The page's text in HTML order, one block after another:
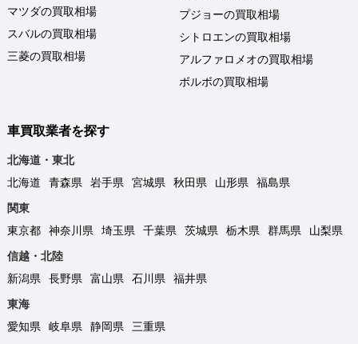
マツダの買取相場
スバルの買取相場
三菱の買取相場
プジョーの買取相場
シトロエンの買取相場
アルファロメオの買取相場
ボルボの買取相場
車買取業者を探す
北海道・東北
北海道
青森県 岩手県 宮城県 秋田県 山形県
福島県
関東
東京都
神奈川県 埼玉県 千葉県 茨城県 栃木県 群馬県
山梨県
信越・北陸
新潟県
長野県 富山県 石川県
福井県
東海
愛知県
岐阜県 静岡県
三重県